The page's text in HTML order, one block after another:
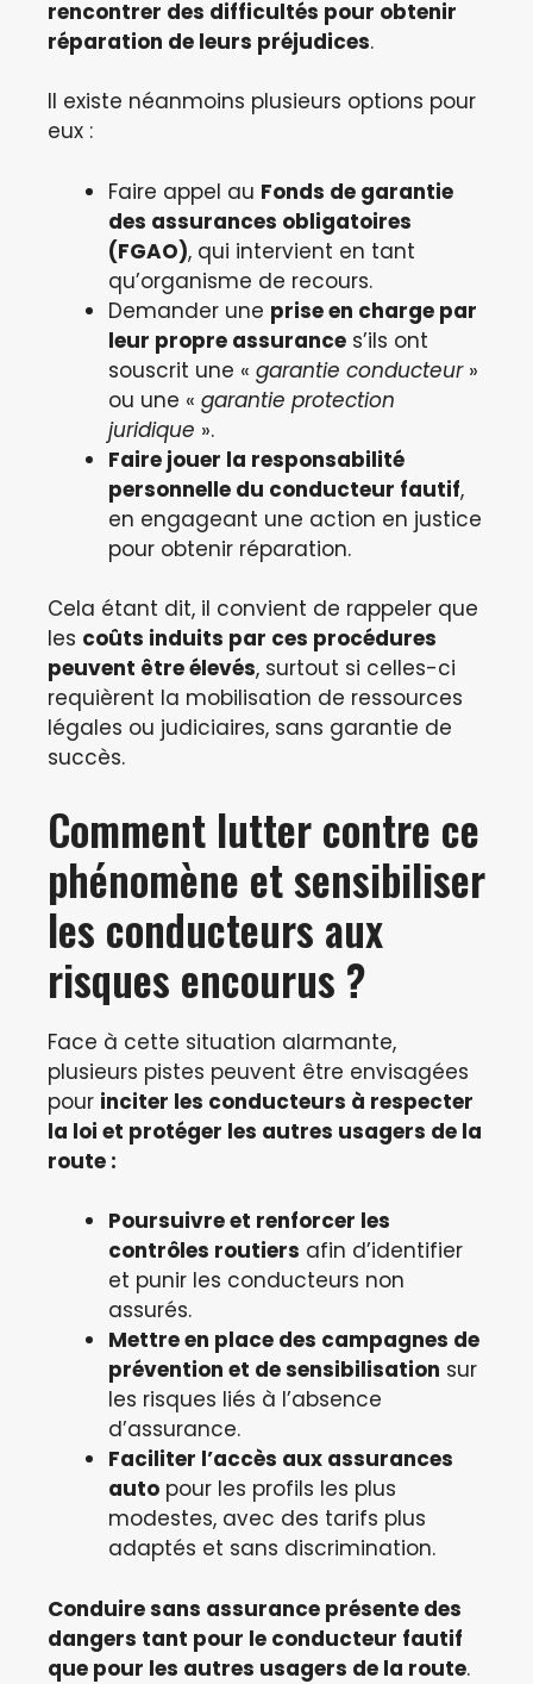
rencontrer des difficultés pour obtenir
réparation de leurs préjudices.
Il existe néanmoins plusieurs options pour
eux :
Faire appel au Fonds de garantie
des assurances obligatoires
(FGAO), qui intervient en tant
qu’organisme de recours.
Demander une prise en charge par
leur propre assurance s’ils ont
souscrit une « garantie conducteur»
ou une « garantie protection
juridique ».
Faire jouer la responsabilité
personnelle du conducteur fautif,
en engageant une action en justice
pour obtenir réparation.
Cela étant dit, il convient de rappeler que
les coûts induits par ces procédures
peuvent être élevés, surtout si celles-ci
requièrent la mobilisation de ressources
légales ou judiciaires, sans garantie de
succès.
Comment lutter contre ce
phénomène et sensibiliser
les conducteurs aux
risques encourus ?
Face à cette situation alarmante,
plusieurs pistes peuvent être envisagées
pour inciter les conducteurs à respecter
la loi et protéger les autres usagers de la
route :
Poursuivre et renforcer les
contrôles routiers afin d’identifier
et punir les conducteurs non
assurés.
Mettre en place des campagnes de
prévention et de sensibilisation sur
les risques liés à l’absence
d’assurance.
Faciliter l’accès aux assurances
auto pour les profils les plus
modestes, avec des tarifs plus
adaptés et sans discrimination.
Conduire sans assurance présente des
dangers tant pour le conducteur fautif
que pour les autres usagers de la route.